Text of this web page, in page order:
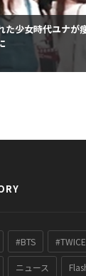
た少女時代ユナが
#BTS #TWICE
ニュース